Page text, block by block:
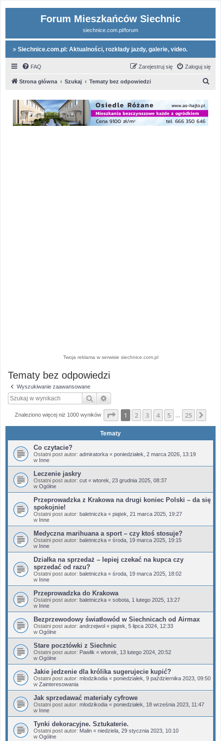
Forum Mieszkańców Siechnic
siechnice.com.pl/forum
Siechnice.com.pl: Aktualności, rozkłady jazdy, galerie, video.
FAQ Zaloguj się
Zarejestruj się
Strona główna Szukaj Tematy bez odpowiedzi
Twoja reklama w serwisie siechnice.com.pl
Tematy bez odpowiedzi
Wyszukiwanie zaawansowane
Szukaj
Znaleziono więcej niż 1000 wyników Strona z25
1 2 3 4 5 25
Tematy
Co czytacie?
Ostatni post autor: admiratorka « poniedziałek, 2 marca 2026, 13:19
w Inne
Leczenie jaskry
Ostatni post autor: cut « wtorek, 23 grudnia 2025, 08:37
w Ogólne
Przeprowadzka z Krakowa na drugi koniec Polski – da się
spokojnie!
Ostatni post autor: baletniczka « piątek, 21 marca 2025, 19:27
w Inne
Medyczna marihuana a sport – czy ktoś stosuje?
Ostatni post autor: baletniczka « środa, 19 marca 2025, 19:15
w Inne
Działka na sprzedaż – lepiej czekać na kupca czy
sprzedać od razu?
Ostatni post autor: baletniczka « środa, 19 marca 2025, 18:02
w Inne
Przeprowadzka do Krakowa
Ostatni post autor: baletniczka « sobota, 1 lutego 2025, 13:27
w Inne
Bezprzewodowy światłowód w Siechnicach od Airmax
Ostatni post autor: andrzejwol « piątek, 5 lipca 2024, 12:33
w Ogólne
Stare pocztówki z Siechnic
Ostatni post autor: Pawlik « wtorek, 13 lutego 2024, 20:52
w Ogólne
Jakie jedzenie dla królika sugerujecie kupić?
Ostatni post autor: mlodzikodia « poniedziałek, 9 października 2023, 09:50
w Zainteresowania
Jak sprzedawać materiały cyfrowe
Ostatni post autor: mlodzikodia « poniedziałek, 18 września 2023, 11:47
w Inne
Tynki dekoracyjne. Sztukaterie.
Ostatni post autor: Malin « niedziela, 29 stycznia 2023, 10:10
w Ogólne